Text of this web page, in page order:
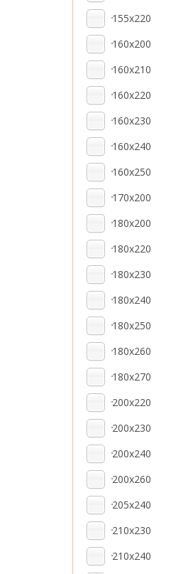
155x220
160x200
160x210
160x220
160x230
160x240
160x250
170x200
180x200
180x220
180x230
180x240
180x250
180x260
180x270
200x220
200x230
200x240
200x260
205x240
210x230
210x240